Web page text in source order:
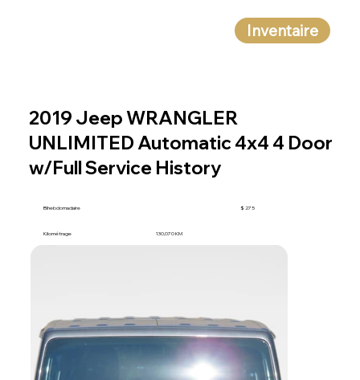
Inventaire
Bihebdomadaire $ 275
Kilométrage 130,070 KM
2019 Jeep WRANGLER
UNLIMITED Automatic 4x4 4 Door
w/Full Service History